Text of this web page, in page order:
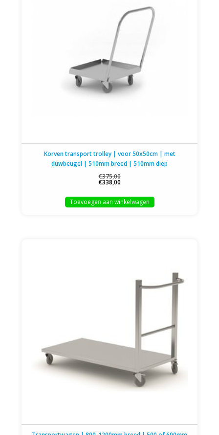
Korven transport trolley | voor 50x50cm | met
duwbeugel | 510mm breed | 510mm diep
€375,00
€338,00
Toevoegen aan winkelwagen